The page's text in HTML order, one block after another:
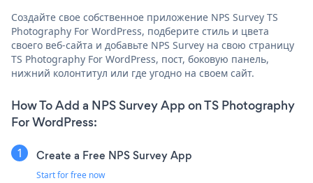
Создайте свое собственное приложение NPS Survey TS
Photography For WordPress, подберите стиль и цвета
своего веб-сайта и добавьте NPS Survey на свою страницу
TS Photography For WordPress, пост, боковую панель,
нижний колонтитул или где угодно на своем сайт.
How To Add a NPS Survey App on TS Photography
For WordPress:
Create a Free NPS Survey App
Start for free now